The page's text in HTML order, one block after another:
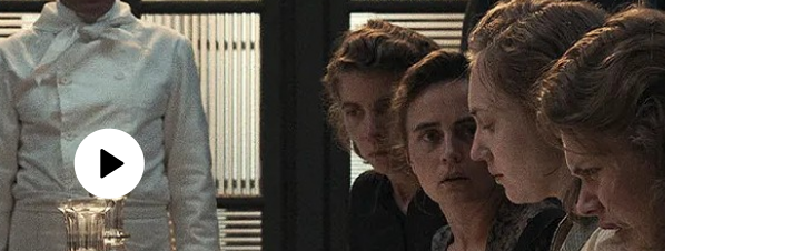
סרט פלוס
לילדים ולכל המשפחה
הקרנות על פופים
מועדון אנגלית לקטנטנים
מועדון אנגלית לכל המשפחה
ראשון בקולנוע
שלישי בשלייקס
אפטר בסינמטק
Teen Screen
הדרכים הלא ידועות
לפרטים
סיפורי קיץ
לפרטים